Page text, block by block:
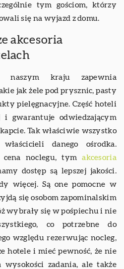
tym gościom, którzy
się na wyjazd z domu.
akcesoria
naszym kraju zapewnia
jak żele pod prysznic, pasty
pielęgnacyjne. Część hoteli
gwarantuje odwiedzającym
Tak właściwie wszystko
danego ośrodka.
cena noclegu, tymakcesoria
dostęp są lepszej jakości.
więcej. Są one pomocne w
się osobom zapominalskim
wybrały się w pośpiechu i nie
co potrzebne do
względu rezerwując nocleg,
hotele i mieć pewność, że nie
wysokości zadania, ale także